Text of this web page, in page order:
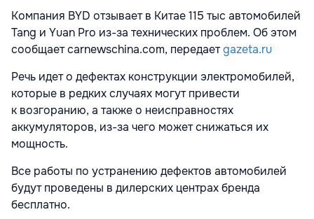
Компания BYD отзывает в Китае 115 тыс автомобилей
Tang и Yuan Pro из-за технических проблем. Об этом
сообщает carnewschina.com, передаетgazeta.ru
Речь идет о дефектах конструкции электромобилей,
которые в редких случаях могут привести
к возгоранию, а также о неисправностях
аккумуляторов, из-за чего может снижаться их
мощность.
Все работы по устранению дефектов автомобилей
будут проведены в дилерских центрах бренда
бесплатно.